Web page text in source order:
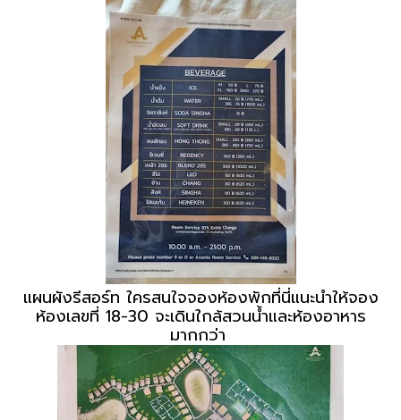
แผนผังรีสอร์ท ใครสนใจจองห้องพักที่นี่แนะนำให้จอง
ห้องเลขที่ 18-30 จะเดินใกล้สวนน้ำและห้องอาหาร
มากกว่า